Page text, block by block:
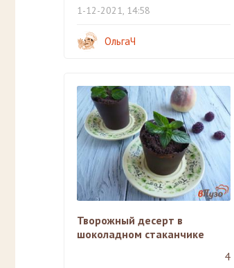
1-12-2021, 14:58
ОльгаЧ
Творожный десерт в
шоколадном стаканчике
4